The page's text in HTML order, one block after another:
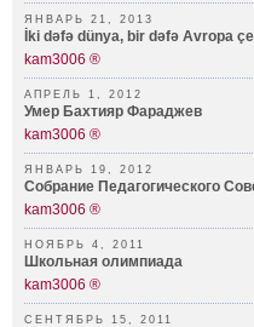
ЯНВАРЬ 21, 2013
İki dəfə dünya, bir dəfə Avropa
kam3006 ®
АПРЕЛЬ 1, 2012
Умер Бахтияр Фараджев
kam3006 ®
ЯНВАРЬ 19, 2012
Собрание Педагогического
kam3006 ®
НОЯБРЬ 4, 2011
Школьная олимпиада
kam3006 ®
СЕНТЯБРЬ 15, 2011